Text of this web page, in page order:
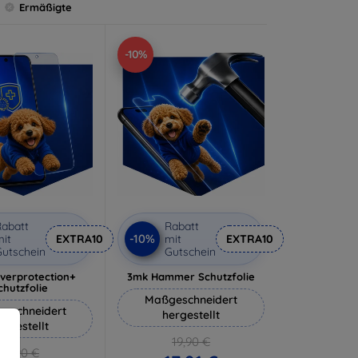
Ermäßigte
EXTRA10
18,90 €
-10%
-10%
Rabatt
mit
Gutschein
EXTRA10
3mk Hammer Schutzfolie
Maßgeschneidert
hergestellt
19,90 €